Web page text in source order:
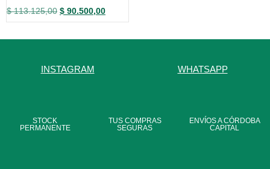
$113.125,00 $ 90.500,00
INSTAGRAM WHATSAPP
STOCK
PERMANENTE
TUS COMPRAS
SEGURAS
ENVÍOS A CÓRDOBA
CAPITAL